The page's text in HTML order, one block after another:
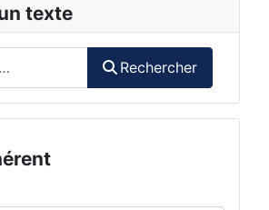
texte
Rechercher